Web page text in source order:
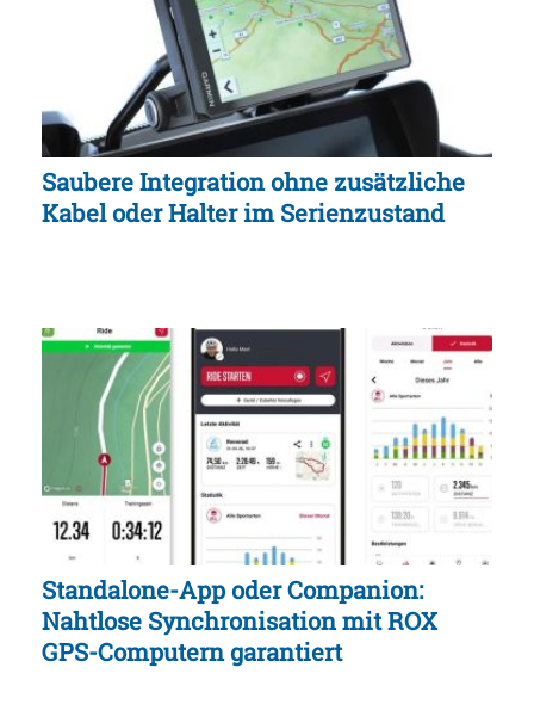
Saubere Integration ohne zusätzliche
Kabel oder Halter im Serienzustand
Standalone-App oder Companion:
Nahtlose Synchronisation mit ROX
GPS-Computern garantiert